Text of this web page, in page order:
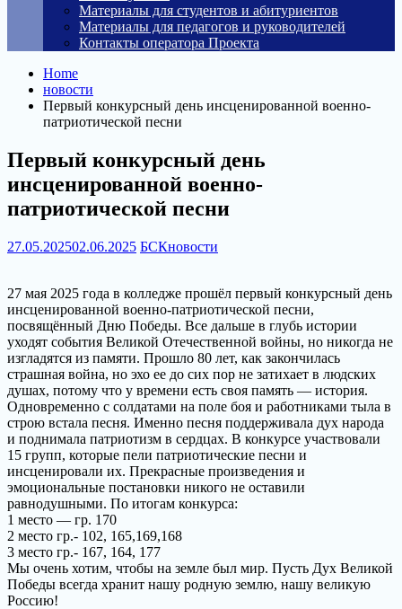
Материалы для студентов и абитуриентов
Материалы для педагогов и руководителей
Контакты оператора Проекта
Home
новости
Первый конкурсный день инсценированной военно-
патриотической песни
Первый конкурсный день
инсценированной военно-
патриотической песни
27.05.202502.06.2025 БСКновости
27 мая 2025 года в колледже прошёл первый конкурсный день
инсценированной военно-патриотической песни,
посвящённый Дню Победы. Все дальше в глубь истории
уходят события Великой Отечественной войны, но никогда не
изгладятся из памяти. Прошло 80 лет, как закончилась
страшная война, но эхо ее до сих пор не затихает в людских
душах, потому что у времени есть своя память — история.
Одновременно с солдатами на поле боя и работниками тыла в
строю встала песня. Именно песня поддерживала дух народа
и поднимала патриотизм в сердцах. В конкурсе участвовали
15 групп, которые пели патриотические песни и
инсценировали их. Прекрасные произведения и
эмоциональные постановки никого не оставили
равнодушными. По итогам конкурса:
1 место — гр. 170
2 место гр.- 102, 165,169,168
3 место гр.- 167, 164, 177
Мы очень хотим, чтобы на земле был мир. Пусть Дух Великой
Победы всегда хранит нашу родную землю, нашу великую
Россию!